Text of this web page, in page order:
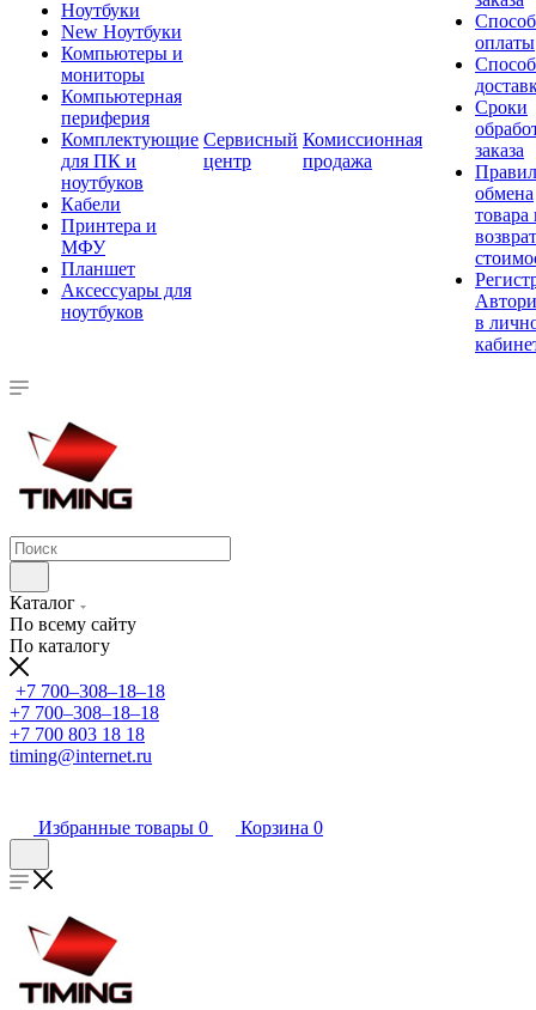
Ноутбуки
New Ноутбуки
Компьютеры и
мониторы
Компьютерная
периферия
Комплектующие
для ПК и
ноутбуков
Кабели
Принтера и
МФУ
Планшет
Аксессуары для
ноутбуков
Сервисный
центр
Комиссионная
продажа
оплаты
Сроки
заказа
обмена
товара
в
Каталог
По всему сайту
По каталогу
+7 700‒308‒18‒18
+7 700‒308‒18‒18
+7 700 803 18 18
timing@internet.ru
Избранные товары 0 Корзина 0